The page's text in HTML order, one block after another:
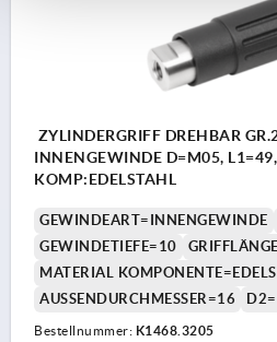
ZYLINDERGRIFF DREHBAR
INNENGEWINDE D=M05,
KOMP:EDELSTAHL
GEWINDEART=INNENGEWINDE
GEWINDETIEFE=10
MATERIAL
AUSSENDURCHMESSER=16
Bestellnummer: K1468.3205